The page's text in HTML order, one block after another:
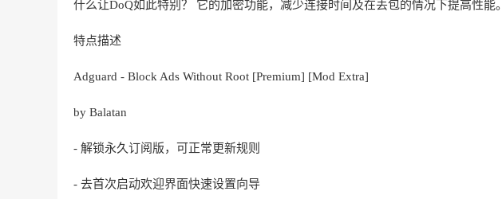
什么让DoQ如此特别？ 它的加密功能，减少连接时间及在丢包的情况下提高性能。
特点描述
Adguard - Block Ads Without Root [Premium] [Mod Extra]
by Balatan
- 解锁永久订阅版，可正常更新规则
- 去首次启动欢迎界面快速设置向导